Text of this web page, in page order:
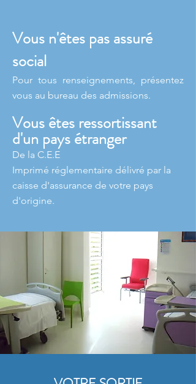
Vous n'êtes pas assuré
social
Pour tous renseignements, présentez
vous au bureau des admissions.
Vous êtes ressortissant
d'un pays étranger
De la C.E.E
Imprimé réglementaire délivré par la
caisse d'assurance de votre pays
d'origine.